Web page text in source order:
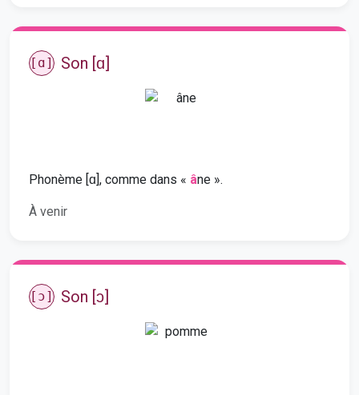
[ɑ] Son [ɑ]
Phonème [ɑ], comme dans « âne ».
À venir
[ɔ] Son [ɔ]